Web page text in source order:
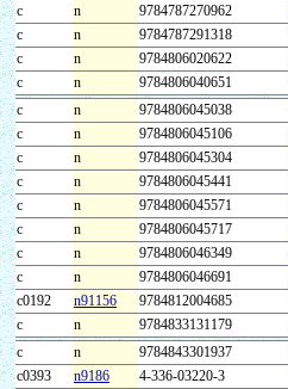
c
n 9784787270962
c
n 9784787291318
c
n 9784806020622
c
n 9784806040651
c
n 9784806045038
c
n 9784806045106
c
n 9784806045304
c
n 9784806045441
c
n 9784806045571
c
n 9784806045717
c
n 9784806046349
c
n 9784806046691
c0192
n91156 9784812004685
c
n 9784833131179
c
n 9784843301937
c0393
n9186 4-336-03220-3